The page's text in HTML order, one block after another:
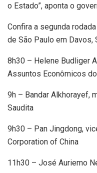
o Estado”, aponta o
Confira a segunda
de São Paulo em Davos,
8h30 – Helene Budliger
Assuntos Econômicos
9h – Bandar Alkhorayef,
Saudita
9h30 – Pan Jingdong,
Corporation of China
11h30 – José Auriemo